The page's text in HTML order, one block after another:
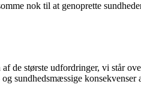
nok til at genoprette
​​de største udfordringer, vi står
sundhedsmæssige konsekvenser